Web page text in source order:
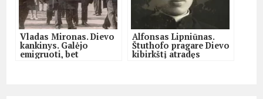
Vladas Mironas. Dievo
kankinys. Galėjo
emigruoti, bet
Alfonsas Lipniūnas.
Štuthofo pragare Dievo
kibirkštį atradęs